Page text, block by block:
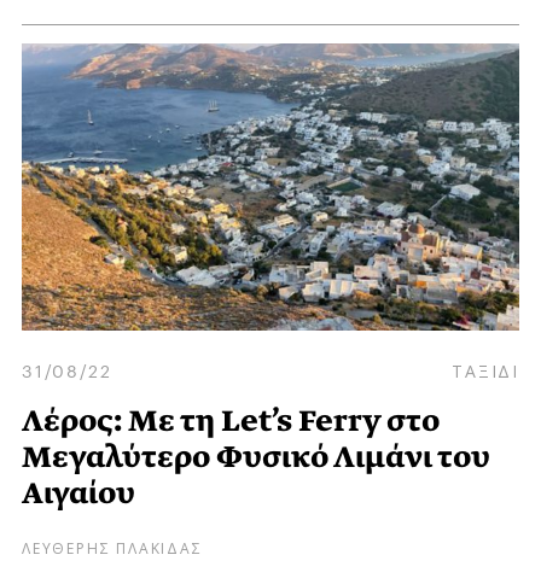
31/08/22 ΤΑΞΙΔΙ
Λέρος: Με τη Let’s Ferry στο
Μεγαλύτερο Φυσικό Λιμάνι του
Αιγαίου
ΛΕΥΘΕΡΗΣ ΠΛΑΚΙΔΑΣ